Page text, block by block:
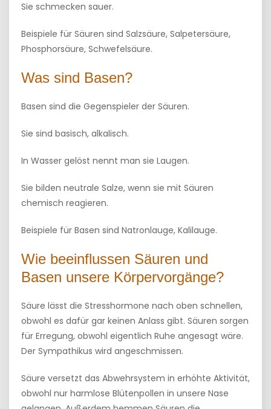
Sie schmecken sauer.
Beispiele für Säuren sind Salzsäure, Salpetersäure,
Phosphorsäure, Schwefelsäure.
Was sind Basen?
Basen sind die Gegenspieler der Säuren.
Sie sind basisch, alkalisch.
In Wasser gelöst nennt man sie Laugen.
Sie bilden neutrale Salze, wenn sie mit Säuren
chemisch reagieren.
Beispiele für Basen sind Natronlauge, Kalilauge.
Wie beeinflussen Säuren und
Basen unsere Körpervorgänge?
Säure lässt die Stresshormone nach oben schnellen,
obwohl es dafür gar keinen Anlass gibt. Säuren sorgen
für Erregung, obwohl eigentlich Ruhe angesagt wäre.
Der Sympathikus wird angeschmissen.
Säure versetzt das Abwehrsystem in erhöhte Aktivität,
obwohl nur harmlose Blütenpollen in unsere Nase